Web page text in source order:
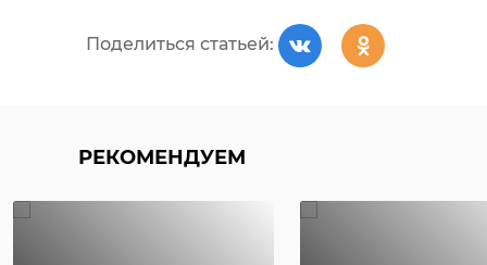
Поделиться статьей:
РЕКОМЕНДУЕМ